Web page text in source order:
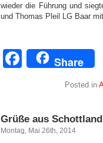
wieder die Führung und
und Thomas Pleil LG Baar
Facebook
Share
Posted in
Grüße aus Schottland
Montag, Mai 26th, 2014